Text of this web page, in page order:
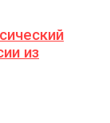
из